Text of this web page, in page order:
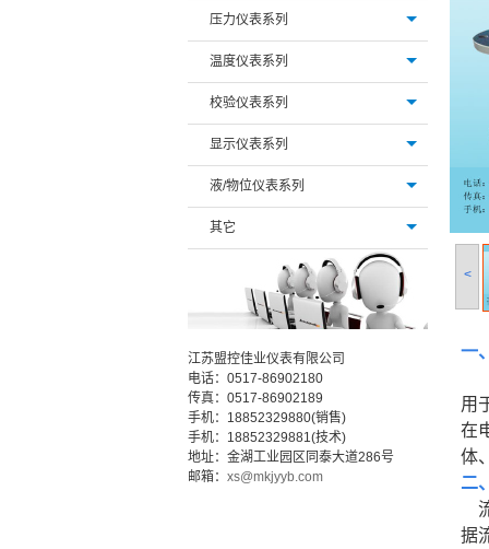
压力仪表系列
温度仪表系列
校验仪表系列
显示仪表系列
液/物位仪表系列
其它
江苏盟控佳业仪表有限公司
电话：0517-86902180
传真：0517-86902189
手机：18852329880(销售)
手机：18852329881(技术)
地址：金湖工业园区同泰大道286号
邮箱： xs@mkjyyb.com
<
一
用
在
体
二
据